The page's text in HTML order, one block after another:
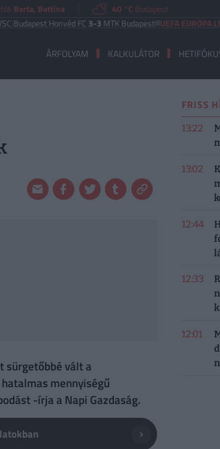
Berta, Bettina 40 °C Budapest
Honvéd FC3-3MTK Budapest UEFA EURÓPA LIGA
ÁRFOLYAM KALKULÁTOR
sürgetőbbé vált a
mennyiségű
-írja a Napi Gazdaság.
FRISS
13:22
13:02
12:44
12:33
12:01